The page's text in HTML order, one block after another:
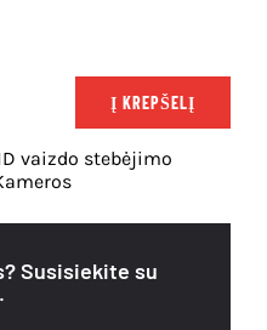
Į KREPŠELĮ
vaizdo stebėjimo
Susisiekite su